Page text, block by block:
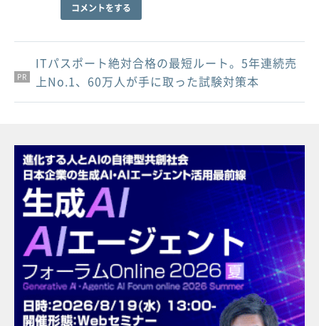
コメントをする
PR
PR
PR
ITパスポート絶対合格の最短ルート。5年連続売
上No.1、60万人が手に取った試験対策本